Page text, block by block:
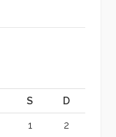
S D
1 2